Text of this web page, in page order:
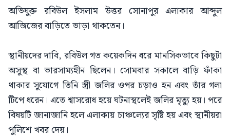
অভিযুক্ত রবিউল ইসলাম উত্তর সোনাপুর এলাকার আব্দুল
আজিজের বাড়িতে ভাড়া থাকতেন।
স্থানীয়দের দাবি, রবিউল গত কয়েকদিন ধরে মানসিকভাবে কিছুটা
অসুস্থ বা ভারসাম্যহীন ছিলেন। সোমবার সকালে বাড়ি ফাঁকা
থাকার সুযোগে তিনি স্ত্রী জলির ওপর চড়াও হন এবং তাঁর গলা
টিপে ধরেন। এতে শ্বাসরোধ হয়ে ঘটনাস্থলেই জলির মৃত্যু হয়। পরে
বিষয়টি জানাজানি হলে এলাকায় চাঞ্চল্যের সৃষ্টি হয় এবং স্থানীয়রা
পুলিশে খবর দেয়।